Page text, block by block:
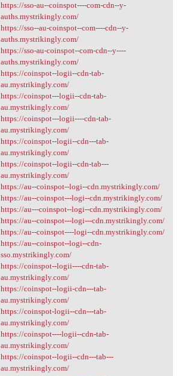
https://sso-au--coinspot----com-cdn--y-
auths.mystrikingly.com/
https://sso--au-coinspot--com----cdn--y-
auths.mystrikingly.com/
https://sso-au-coinspot--com-cdn--y----
auths.mystrikingly.com/
https://coinspot--logii--cdn-tab-
au.mystrikingly.com/
https://coinspot---logii--cdn-tab-
au.mystrikingly.com/
https://coinspot---logii----cdn-tab-
au.mystrikingly.com/
https://coinspot--logii--cdn---tab-
au.mystrikingly.com/
https://coinspot--logii--cdn-tab---
au.mystrikingly.com/
https://au--coinspot--logi--cdn.mystrikingly.com/
https://au--coinspot---logi--cdn.mystrikingly.com/
https://au---coinspot--logi--cdn.mystrikingly.com/
https://au--coinspot---logi---cdn.mystrikingly.com/
https://au--coinspot----logi--cdn.mystrikingly.com/
https://au--coinspot--logi--cdn-
sso.mystrikingly.com/
https://coinspot--logii----cdn-tab-
au.mystrikingly.com/
https://coinspot--logii-cdn---tab-
au.mystrikingly.com/
https://coinspot-logii--cdn---tab-
au.mystrikingly.com/
https://coinspot----logii--cdn-tab-
au.mystrikingly.com/
https://coinspot--logii--cdn---tab---
au.mystrikingly.com/